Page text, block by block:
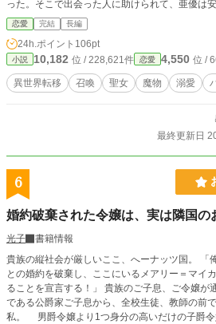
った。そこで出会った人に助けられて、亜優は
恋愛 完結 長編
24h.ポイント 106pt
小説 10,182 位 / 228,621件 恋愛 4,550 位 /
異世界転移 召喚 聖女 魔物 溺愛
最終更新日
6
婚約破棄された令嬢は、実は隣国の
光子
書籍情報
貴族の縦社会が厳しいここ、へーナッツ国。 「俺は、カナリア＝ライネラール
との婚約を破棄し、ここにいるメアリー＝マイ
ることを宣言する！」 貴族のご子息、ご令嬢が通う学園の卒業式前夜。 婚約者
である公爵家ご子息から、全校生徒、教師の前
私。 男爵令嬢より1つ身分の高いだけの子爵令嬢の私は、公爵子息に突然告げ